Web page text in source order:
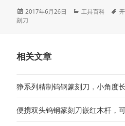
发
布
2017年6月26日
分
工具百科
标
刻刀
相关文章
狰系列精制钨钢篆刻刀，小角度
便携双头钨钢篆刻刀嵌红木杆，